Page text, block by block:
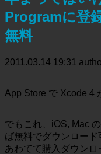
Programに登
無料
2011.03.14 19:31
App Store で Xcode 4
でもこれ、iOS, Mac
ば無料でダウンロード
あわてて購入ダウンロ